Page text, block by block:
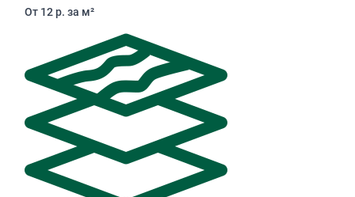
От 12 р. за м²